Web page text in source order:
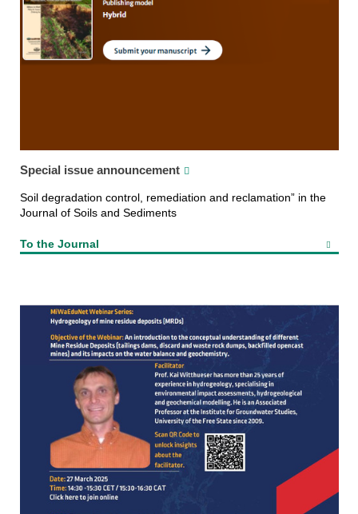
Special issue announcement
Soil degradation control, remediation and reclamation” in the
Journal of Soils and Sediments
To the Journal